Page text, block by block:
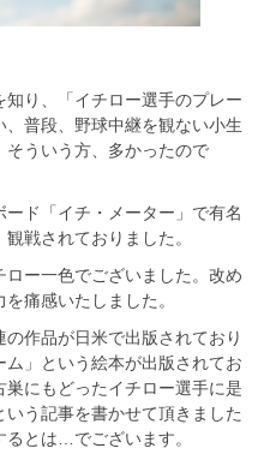
り、「イチロー選手のプレー
普段、野球中継を観ない小生
そういう方、多かったので
ド「イチ・メーター」で有名
戦されておりました。
ー一色でございました。改め
痛感いたしました。
作品が日米で出版されており
」という絵本が出版されてお
にもどったイチロー選手に是
う記事を書かせて頂きました
とは…でございます。